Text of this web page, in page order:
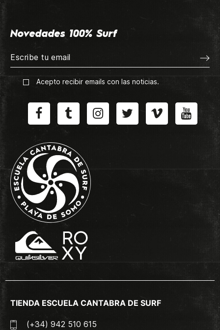
Novedades 100% Surf
Acepto recibir emails con las noticias.
TIENDA ESCUELA CANTABRA DE SURF
(+34) 942 510 615